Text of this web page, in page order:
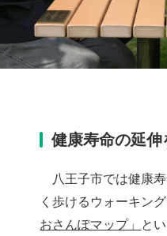
健康寿命の延
八王子市では健康寿
く歩けるウォーキン
おさんぽマップ」 と